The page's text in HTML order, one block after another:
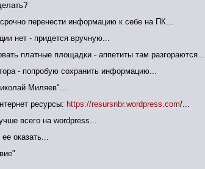
перенести информацию к себе на ПК...
нет - придется вручную...
платные площадки - аппетиты там разгораются...
- попробую сохранить информацию...
Миляев"...
ресурсы: https://resursnbr.wordpress.com/...
всего на wordpress...
оказать...